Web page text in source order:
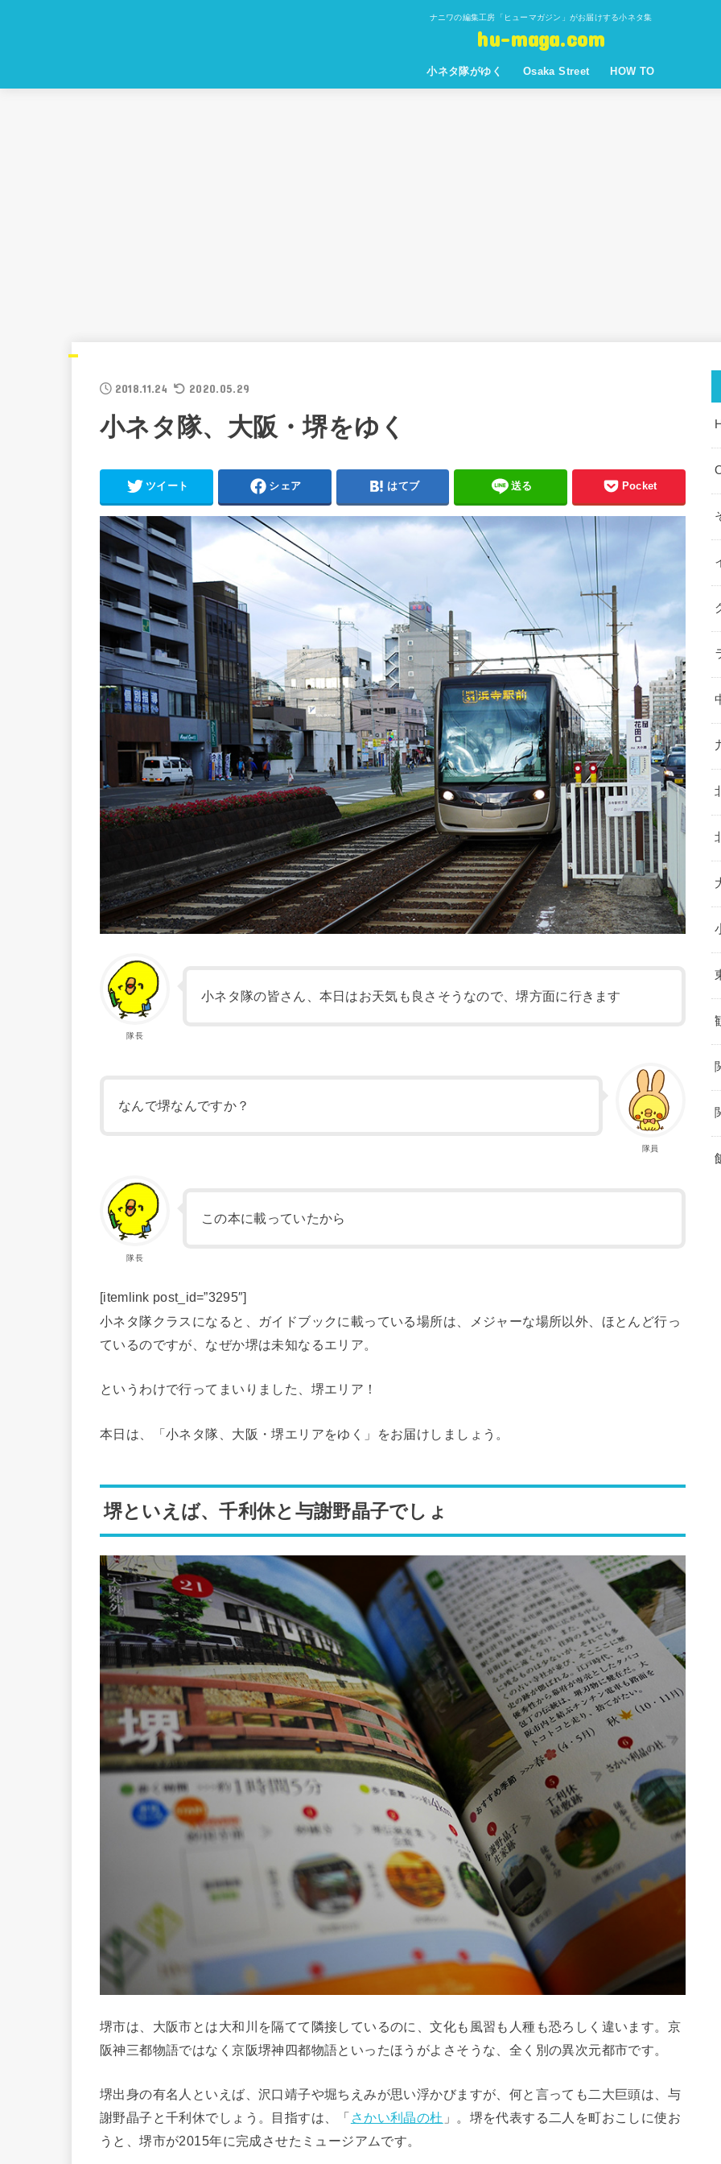
ナニワの編集工房「ヒューマガジン」がお届けする小ネタ集
hu-maga.com
小ネタ隊がゆく Osaka Street HOW TO
2018.11.24 2020.05.29
小ネタ隊、大阪・堺をゆく
ツイート シェア はてブ 送る Pocket
隊長
小ネタ隊の皆さん、本日はお天気も良さそうなので、堺方面に行きます
隊員
なんで堺なんですか？
隊長
この本に載っていたから
[itemlink post_id=”3295″]
小ネタ隊クラスになると、ガイドブックに載っている場所は、メジャーな場所以外、ほとんど行っ
ているのですが、なぜか堺は未知なるエリア。
というわけで行ってまいりました、堺エリア！
本日は、「小ネタ隊、大阪・堺エリアをゆく」をお届けしましょう。
堺といえば、千利休と与謝野晶子でしょ
堺市は、大阪市とは大和川を隔てて隣接しているのに、文化も風習も人種も恐ろしく違います。京
阪神三都物語ではなく京阪堺神四都物語といったほうがよさそうな、全く別の異次元都市です。
堺出身の有名人といえば、沢口靖子や堀ちえみが思い浮かびますが、何と言っても二大巨頭は、与
謝野晶子と千利休でしょう。目指すは、「 さかい利晶の杜 」。堺を代表する二人を町おこしに使お
うと、堺市が2015年に完成させたミュージアムです。